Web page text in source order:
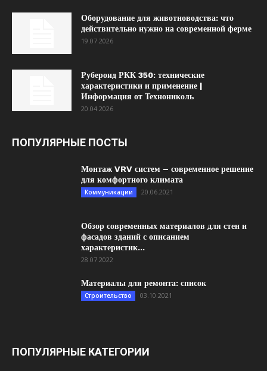
Оборудование для животноводства: что
действительно нужно на современной ферме
19.07.2026
Рубероид РКК 350: технические
характеристики и применение |
Информация от Технониколь
20.04.2026
ПОПУЛЯРНЫЕ ПОСТЫ
Монтаж VRV систем – современное решение
для комфортного климата
Коммуникации 20.06.2021
Обзор современных материалов для стен и
фасадов зданий с описанием
характеристик...
28.07.2022
Материалы для ремонта: список
Строительство 03.10.2021
ПОПУЛЯРНЫЕ КАТЕГОРИИ